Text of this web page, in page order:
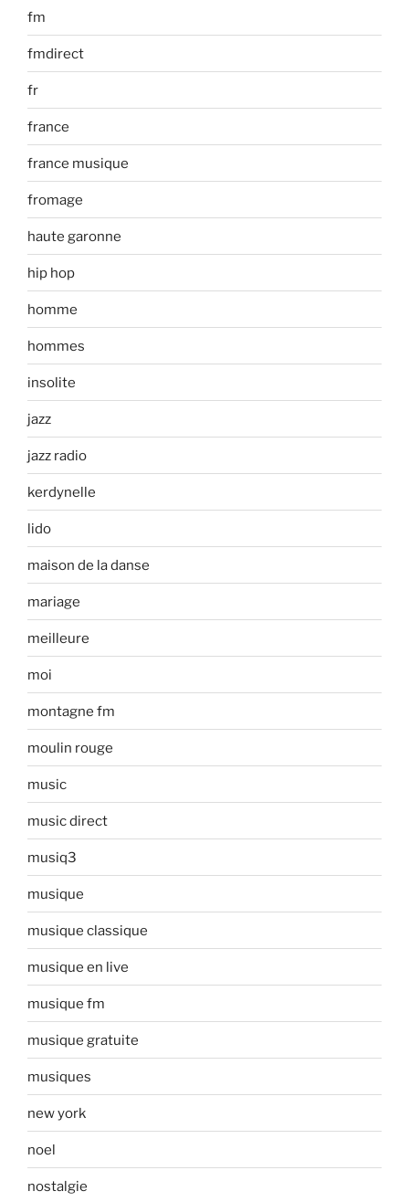
fm
fmdirect
fr
france
france musique
fromage
haute garonne
hip hop
homme
hommes
insolite
jazz
jazz radio
kerdynelle
lido
maison de la danse
mariage
meilleure
moi
montagne fm
moulin rouge
music
music direct
musiq3
musique
musique classique
musique en live
musique fm
musique gratuite
musiques
new york
noel
nostalgie